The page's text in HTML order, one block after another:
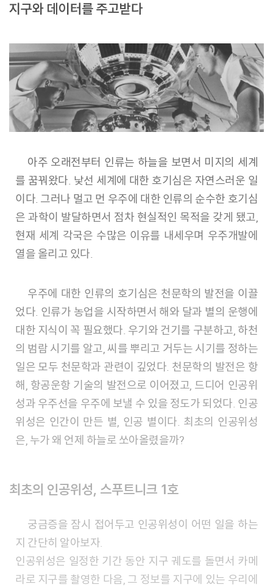
지구와 데이터를 주고받다
아주 오래전부터 인류는 하늘을 보면서 미지의 세계
를 꿈꿔왔다. 낯선 세계에 대한 호기심은 자연스러운 일
이다. 그러나 멀고 먼 우주에 대한 인류의 순수한 호기심
은 과학이 발달하면서 점차 현실적인 목적을 갖게 됐고,
현재 세계 각국은 수많은 이유를 내세우며 우주개발에
열을 올리고 있다.
우주에 대한 인류의 호기심은 천문학의 발전을 이끌
었다. 인류가 농업을 시작하면서 해와 달과 별의 운행에
대한 지식이 꼭 필요했다. 우기와 건기를 구분하고, 하천
의 범람 시기를 알고, 씨를 뿌리고 거두는 시기를 정하는
일은 모두 천문학과 관련이 깊었다. 천문학의 발전은 항
해, 항공운항 기술의 발전으로 이어졌고, 드디어 인공위
성과 우주선을 우주에 보낼 수 있을 정도가 되었다. 인공
위성은 인간이 만든 별, 인공 별이다. 최초의 인공위성
은, 누가 왜 언제 하늘로 쏘아올렸을까?
최초의 인공위성, 스푸트니크 1호
궁금증을 잠시 접어두고 인공위성이 어떤 일을 하는
지 간단히 알아보자.
인공위성은 일정한 기간 동안 지구 궤도를 돌면서 카메
라로 지구를 촬영한 다음, 그 정보를 지구에 있는 우리에